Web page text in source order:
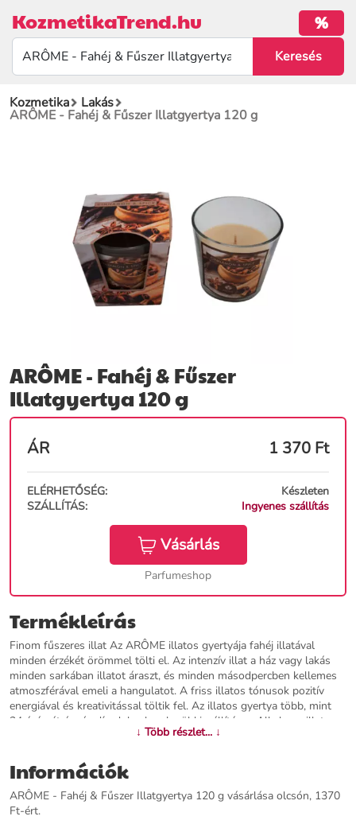
KozmetikaTrend.hu %
Kozmetika Lakás
ARÔME - Fahéj & Fűszer Illatgyertya 120 g
ARÔME - Fahéj & Fűszer
Illatgyertya 120 g
ÁR 1 370 Ft
ELÉRHETŐSÉG:
Készleten
SZÁLLÍTÁS:
Ingyenes szállítás
Vásárlás
Parfumeshop
Termékleírás
Finom fűszeres illat Az ARÔME illatos gyertyája fahéj illatával
minden érzékét örömmel tölti el. Az intenzív illat a ház vagy lakás
minden sarkában illatot áraszt, és minden másodpercben kellemes
atmoszférával emeli a hangulatot. A friss illatos tónusok pozitív
energiával és kreativitással töltik fel. Az illatos gyertya több, mint
24 órán át ég, és díszdobozban kerül kiszállításra. Alkalmas illatos
ajándékként, amely mosolyt varázsol az arcokra.
További információk>>
↓ Több részlet... ↓
Információk
ARÔME - Fahéj & Fűszer Illatgyertya 120 g vásárlása olcsón, 1370
Ft-ért.